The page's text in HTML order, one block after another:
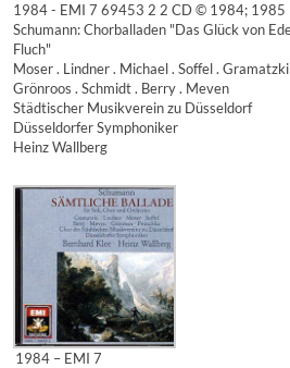
1984 - EMI 7 69453 2 2 CD © 1984; 1985
Schumann: Chorballaden "Das Glück von
Fluch"
Moser . Lindner . Michael . Soffel .
Grönroos . Schmidt . Berry . Meven
Städtischer Musikverein zu Düsseldorf
Düsseldorfer Symphoniker
Heinz Wallberg
1984 – EMI 7